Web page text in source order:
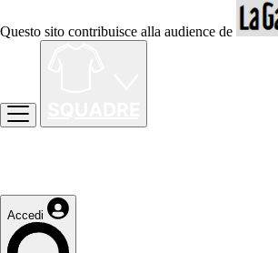
Questo sito contribuisce alla audience de
Accedi